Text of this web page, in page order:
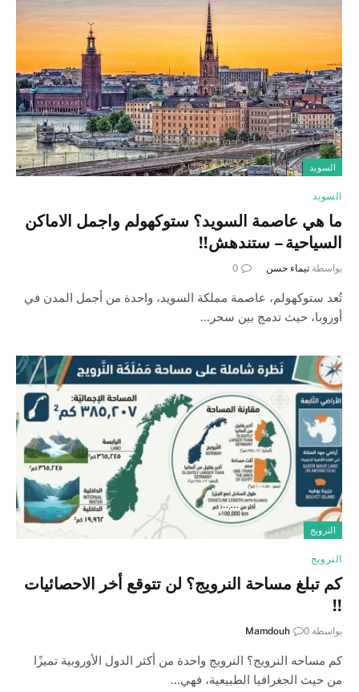
السويد
السويد
ما هي عاصمة السويد؟ ستوكهولم واجمل الاماكن
السياحية – ستندهش!!
بواسطة تيماء حسن 0
تُعد ستوكهولم، عاصمة مملكة السويد، واحدة من أجمل المدن في
أوروبا، حيث تدمج بين سحر…
النرويج
النرويج
كم تبلغ مساحة النرويج؟ لن تتوقع أخر الاحصائيات
!!
بواسطة Mamdouh 0
كم مساحه النرويج؟ النرويج واحدة من أكثر الدول الأوروبية تميزًا
من حيث الجغرافيا الطبيعية، فهي…